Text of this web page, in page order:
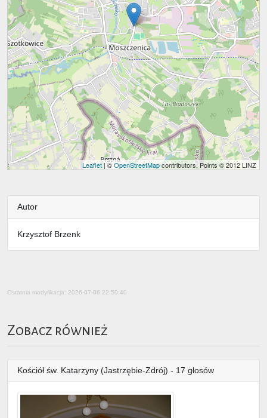
Leaflet| ©OpenStreetMapcontributors, Points © 2012 LINZ
Autor
Krzysztof Brzenk
Ostatnia modyfikacja: 2026-07-06 22:50:40
Zobacz również
Kościół św. Katarzyny (Jastrzębie-Zdrój) - 17 głosów